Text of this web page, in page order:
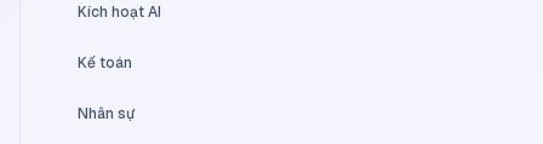
Kích hoạt AI
Kế toán
Nhân sự